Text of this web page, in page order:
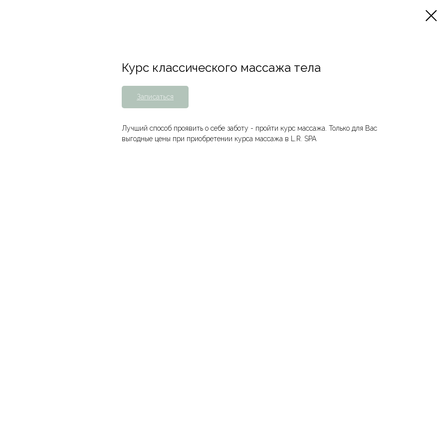
Курс классического массажа тела
Записаться
Лучший способ проявить о себе заботу - пройти курс массажа. Только для Вас
выгодные цены при приобретении курса массажа в L.R. SPA